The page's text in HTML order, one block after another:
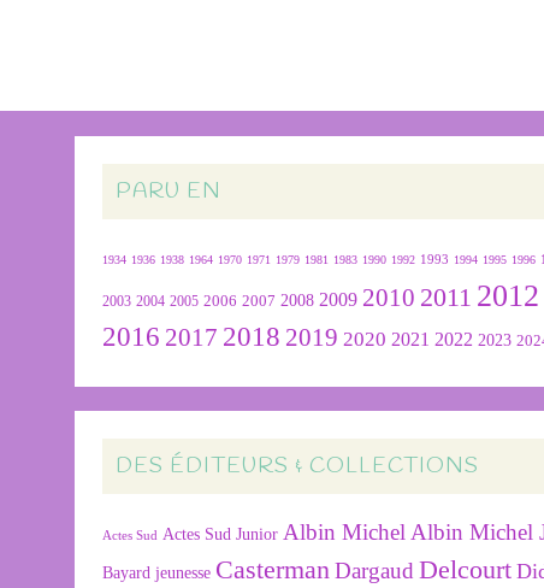
PARU EN
1934 1936 1938 1964 1970 1971 1979 1981 1983 1990 1992 1993 1994 1995 1996
2003 2004 2005 2006 2007 2008 2009 2010 2011 2012
2016 2017 2018 2019 2020 2021 2022 2023
DES ÉDITEURS & COLLECTIONS
Actes Sud Actes Sud Junior Albin Michel Albin Michel
Bayard jeunesse CastermanDargaud Delcourt